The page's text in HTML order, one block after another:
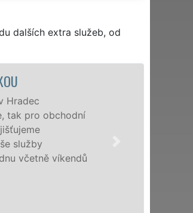
dalších extra služeb, od
Společnost EXTRA VYKLÍZENÍ
poboček levné, přesto kvalitní a
nad Nežárkou a okolí.
právnickým osobám se zárukou
bez dalších příplatků.